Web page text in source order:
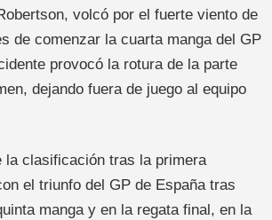
volcó por el fuerte viento de
de comenzar la cuarta manga del GP
provocó la rotura de la parte
dejando fuera de juego al equipo
la clasificación tras la primera
el triunfo del GP de España tras
manga y en la regata final, en la